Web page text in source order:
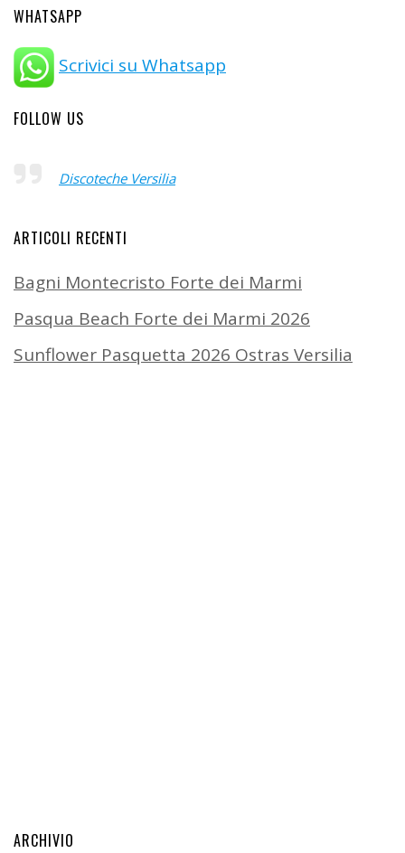
WHATSAPP
Scrivici su Whatsapp
FOLLOW US
Discoteche Versilia
ARTICOLI RECENTI
Bagni Montecristo Forte dei Marmi
Pasqua Beach Forte dei Marmi 2026
Sunflower Pasquetta 2026 Ostras Versilia
ARCHIVIO